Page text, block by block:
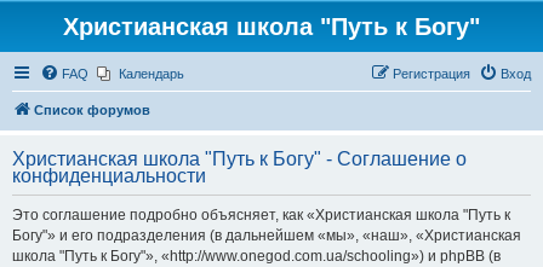
Христианская школа "Путь к Богу"
FAQ Календарь Вход
Регистрация
Список форумов
Христианская школа "Путь к Богу" - Соглашение о
конфиденциальности
Это соглашение подробно объясняет, как «Христианская школа "Путь к
Богу"» и его подразделения (в дальнейшем «мы», «наш», «Христианская
школа "Путь к Богу"», «http://www.onegod.com.ua/schooling») и phpBB (в